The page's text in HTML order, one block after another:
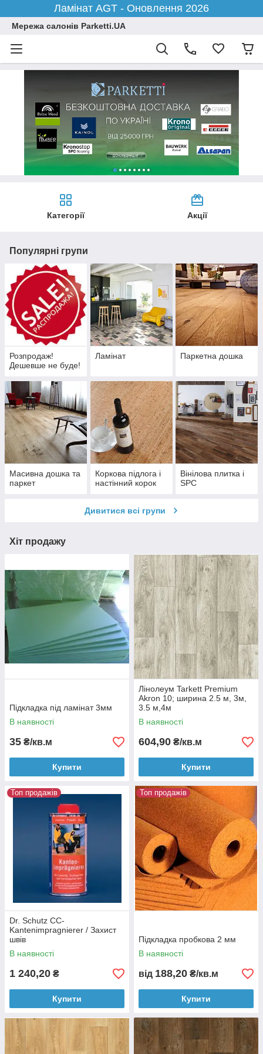
Ламінат AGT - Оновлення 2026
Мережа салонів Parketti.UA
Категорії Акції
Популярні групи
Розпродаж!
Дешевше не буде!
Ламінат Паркетна дошка
Масивна дошка та
паркет
Коркова підлога і
настінний корок
Вінілова плитка і
SPC
Дивитися всі групи
Хіт продажу
Підкладка під ламінат 3мм
В наявності
35 ₴/кв.м
Купити
Лінолеум Tarkett Premium
Akron 10; ширина 2.5 м, 3м,
3.5 м,4м
В наявності
604,90 ₴/кв.м
Купити
Топ продажів
Dr. Schutz CC-
Kantenimpragnierer / Захист
швів
В наявності
1 240,20 ₴
Купити
Топ продажів
Підкладка пробкова 2 мм
В наявності
від 188,20 ₴/кв.м
Купити